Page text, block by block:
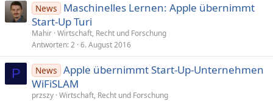
News
Maschinelles Lernen: Apple übernimmt
Start-Up Turi
Mahir Wirtschaft, Recht und Forschung
Antworten 2 6. August 2016
P News Apple übernimmt Start-Up-Unternehmen
WiFiSLAM
przszy Wirtschaft, Recht und Forschung